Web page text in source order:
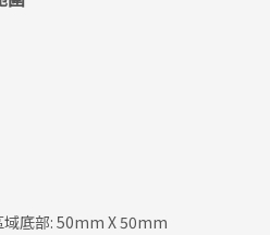
底部: 50mm X 50mm